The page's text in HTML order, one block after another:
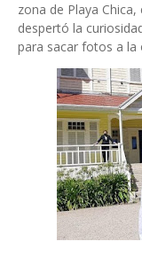
zona de Playa
despertó la
para sacar fotos a la